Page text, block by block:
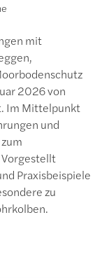
mit
2026 von
Im Mittelpunkt
und
Praxisbeispiele
zu